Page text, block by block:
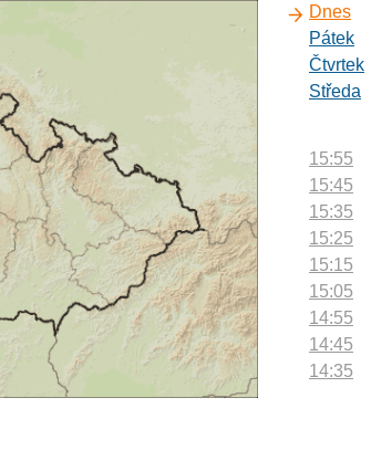
Dnes
Pátek
Čtvrtek
Středa
15:55
15:45
15:35
15:25
15:15
15:05
14:55
14:45
14:35